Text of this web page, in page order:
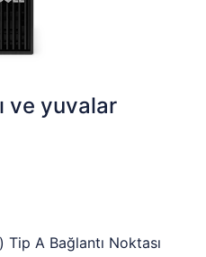
ve yuvalar
A Bağlantı Noktası